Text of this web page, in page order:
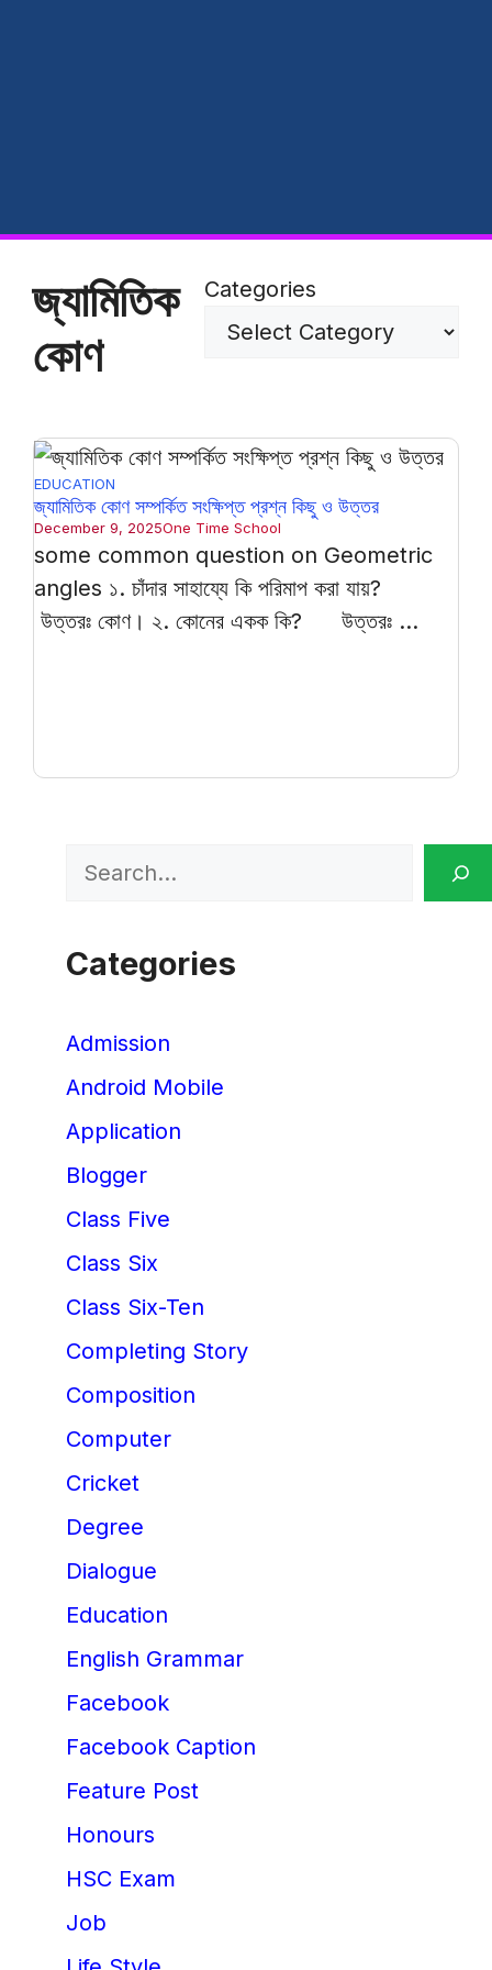
জ্যামিতিক
কোণ
Categories
EDUCATION
জ্যামিতিক কোণ সম্পর্কিত সংক্ষিপ্ত প্রশ্ন কিছু ও উত্তর
December 9, 2025One Time School
some common question on Geometric
angles ১. চাঁদার সাহায্যে কি পরিমাপ করা যায়?
উত্তরঃ কোণ। ২. কোনের একক কি? উত্তরঃ ...
Search
Categories
Admission
Android Mobile
Application
Blogger
Class Five
Class Six
Class Six-Ten
Completing Story
Composition
Computer
Cricket
Degree
Dialogue
Education
English Grammar
Facebook
Facebook Caption
Feature Post
Honours
HSC Exam
Job